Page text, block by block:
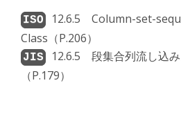
12.6.5 Column-set-
Class（P.206）
12.6.5 段集合列流し込
（P.179）